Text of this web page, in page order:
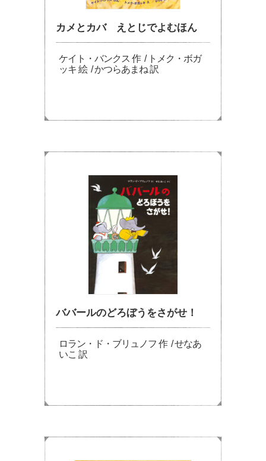
カメとカバ えとじでよむほん
ケイト・バンクス 作 / トメク・ボガ
ッキ 絵 / かつらあまね 訳
ババールのどろぼうをさがせ！
ロラン・ド・ブリュノフ 作 / せなあ
いこ 訳